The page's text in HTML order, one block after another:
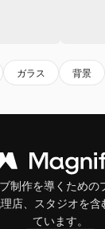
ガラス 背景
制作を導くための
店、スタジオを
ています。